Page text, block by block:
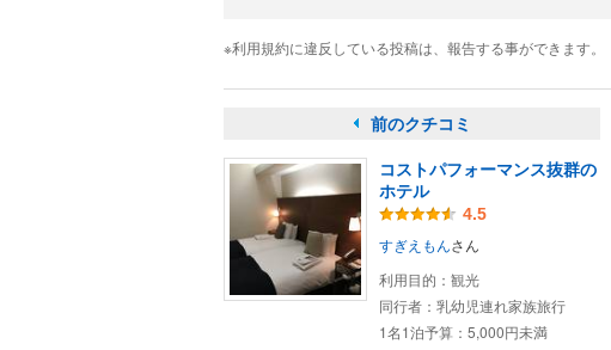
※利用規約に違反している投稿は、報告する事ができます。
前のクチコミ
コストパフォーマンス抜群の
ホテル
4.5
すぎえもんさん
利用目的： 観光
同行者： 乳幼児連れ家族旅行
1名1泊予算： 5,000円未満